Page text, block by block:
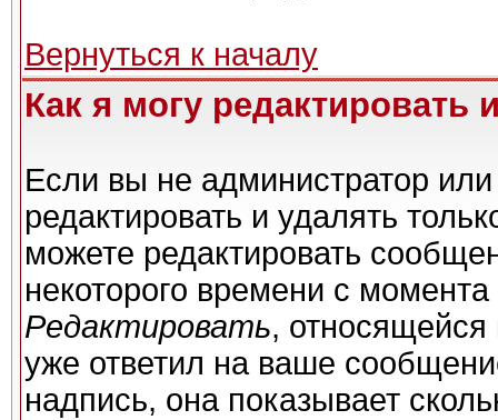
Вернуться к началу
Как я могу
Если вы не администратор
редактировать и удалять
можете редактировать
некоторого времени с
Редактировать,
уже ответил на ваше
надпись, она показывает